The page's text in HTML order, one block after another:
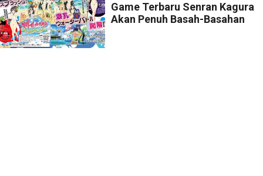
Game Terbaru Senran Kagura
Akan Penuh Basah-Basahan